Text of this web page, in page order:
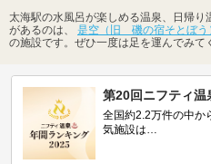
太海駅の水風呂が楽しめる温泉、日帰
があるのは、 是空（旧 磯の宿そとぼう
の施設です。ぜひ一度は足を運んでみて
第20回ニフティ
全国約2.2万件の中か
気施設は…